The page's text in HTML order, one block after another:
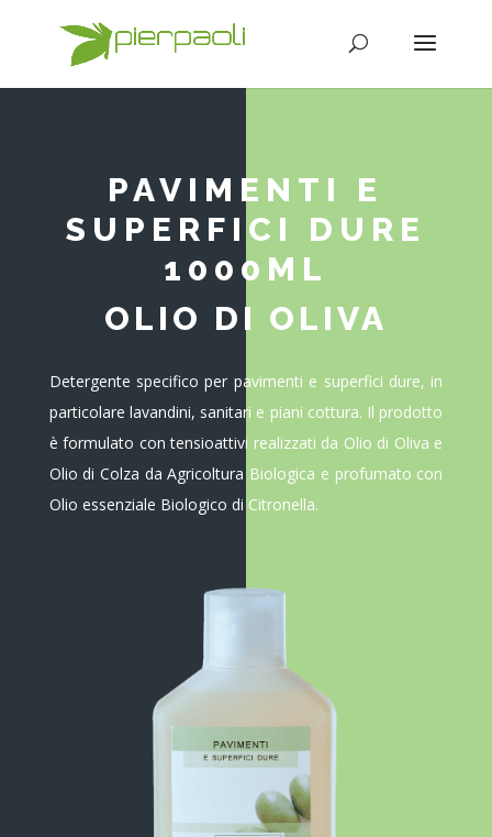
PAVIMENTI E
SUPERFICI DURE
1000ML
OLIO DI OLIVA
Detergente specifico per pavimenti e superfici dure, in
particolare lavandini, sanitari e piani cottura. Il prodotto
è formulato con tensioattivi realizzati da Olio di Oliva e
Olio di Colza da Agricoltura Biologica e profumato con
Olio essenziale Biologico di Citronella.